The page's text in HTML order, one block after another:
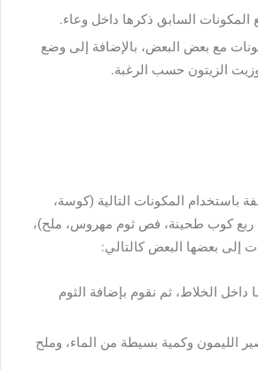
السابق ذكرها داخل وعاء.
مع بعض البعض، بالإضافة إلى وضع
الزيتون حسب الرغبة.
باستخدام المكونات التالية (كوسة،
ربع كوب طحينة، فص ثوم مهروس، ملح)،
إلى بعضها البعض كالتالي:
الخلاط، ثم نقوم بإضافة الثوم
الليمون وكمية بسيطة من الماء، وملح